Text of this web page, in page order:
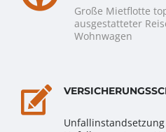
Große Mietflotte
ausgestatteter
Wohnwagen